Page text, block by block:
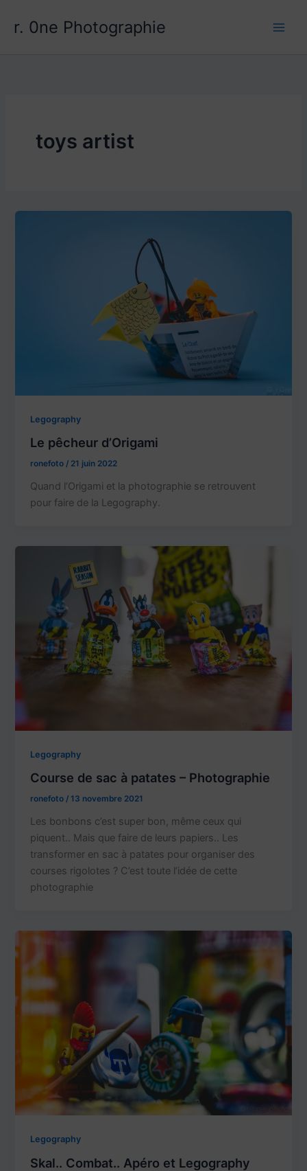
r. 0ne Photographie
toys artist
Legography
Le pêcheur d’Origami
ronefoto/ 21 juin 2022
Quand l’Origami et la photographie se retrouvent
pour faire de la Legography.
Legography
Course de sac à patates – Photographie
ronefoto/13 novembre 2021
Les bonbons c’est super bon, même ceux qui
piquent.. Mais que faire de leurs papiers.. Les
transformer en sac à patates pour organiser des
courses rigolotes ? C’est toute l’idée de cette
photographie
Legography
Skal.. Combat.. Apéro et Legography